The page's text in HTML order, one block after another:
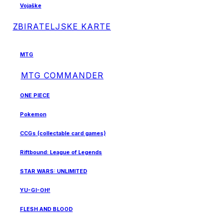
Vojaške
ZBIRATELJSKE KARTE
MTG
MTG COMMANDER
ONE PIECE
Pokemon
CCGs (collectable card games)
Riftbound: League of Legends
STAR WARS: UNLIMITED
YU-GI-OH!
FLESH AND BLOOD